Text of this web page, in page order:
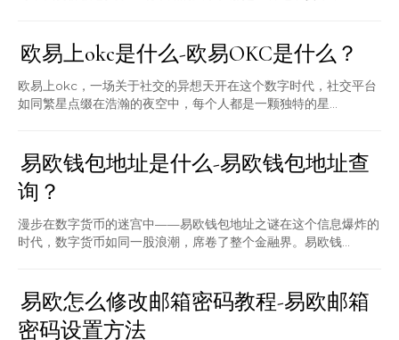
欧易上okc是什么-欧易OKC是什么？
欧易上okc，一场关于社交的异想天开在这个数字时代，社交平台
如同繁星点缀在浩瀚的夜空中，每个人都是一颗独特的星...
易欧钱包地址是什么-易欧钱包地址查
询？
漫步在数字货币的迷宫中——易欧钱包地址之谜在这个信息爆炸的
时代，数字货币如同一股浪潮，席卷了整个金融界。易欧钱...
易欧怎么修改邮箱密码教程-易欧邮箱
密码设置方法